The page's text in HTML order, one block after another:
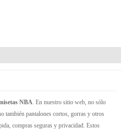
NBA . En nuestro sitio web, no sólo
también pantalones cortos, gorras y otros
compras seguras y privacidad. Estos